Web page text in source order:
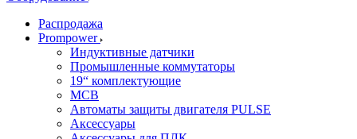
Распродажа
Prompower
Индуктивные датчики
Промышленные коммутаторы
19“ комплектующие
MCB
Автоматы защиты двигателя PULSE
Аксессуары